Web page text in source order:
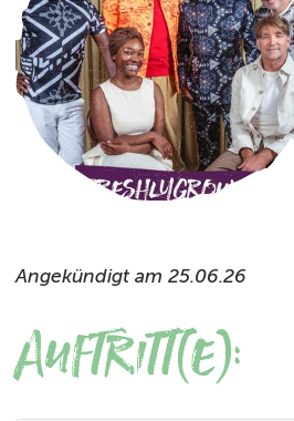
Angekündigt am 25.06.26
Auftritt(e):